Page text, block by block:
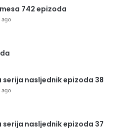
742 epizoda
ago
serija nasljednik epizoda 38
ago
serija nasljednik epizoda 37